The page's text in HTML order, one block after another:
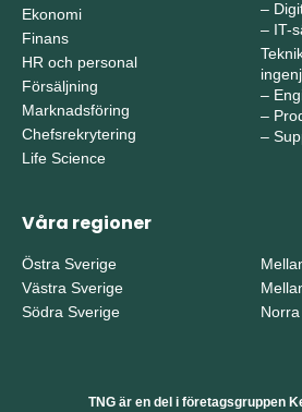
Ekonomi
Finans
HR och personal
Försäljning
Marknadsföring
Chefsrekrytering
Life Science
–
– IT-
–
–
–
Våra regioner
Östra Sverige
Västra Sverige
Södra Sverige
TNG är en del i företagsgruppen